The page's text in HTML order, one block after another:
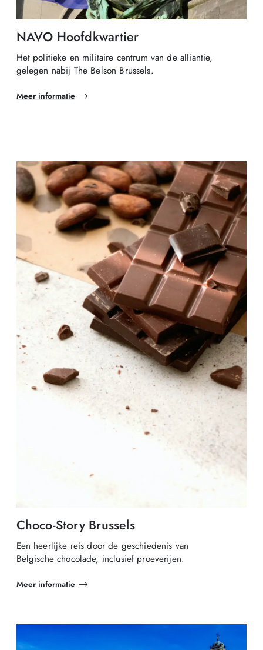
NAVO Hoofdkwartier
Het politieke en militaire centrum van de alliantie,
gelegen nabij The Belson Brussels.
Meer informatie
Choco-Story Brussels
Een heerlijke reis door de geschiedenis van
Belgische chocolade, inclusief proeverijen.
Meer informatie